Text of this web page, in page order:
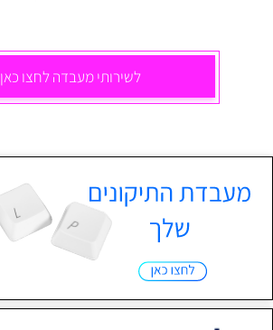
לשירותי מעבדה לחצו כאן